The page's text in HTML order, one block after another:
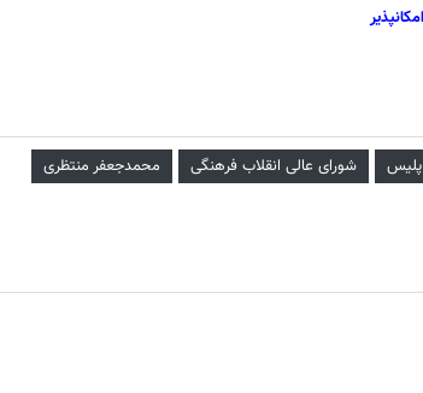
پلیس شورای عالی انقلاب فرهنگی محمدجعفر منتظری